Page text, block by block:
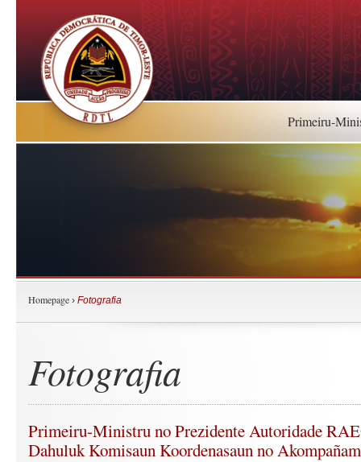
Primeiru-
Homepage › Fotografia
Fotografia
Primeiru-Ministru no Prezidente Autoridade
Dahuluk Komisaun Koordenasaun no